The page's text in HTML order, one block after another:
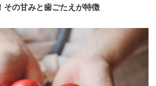
その甘みと歯ごたえが特徴